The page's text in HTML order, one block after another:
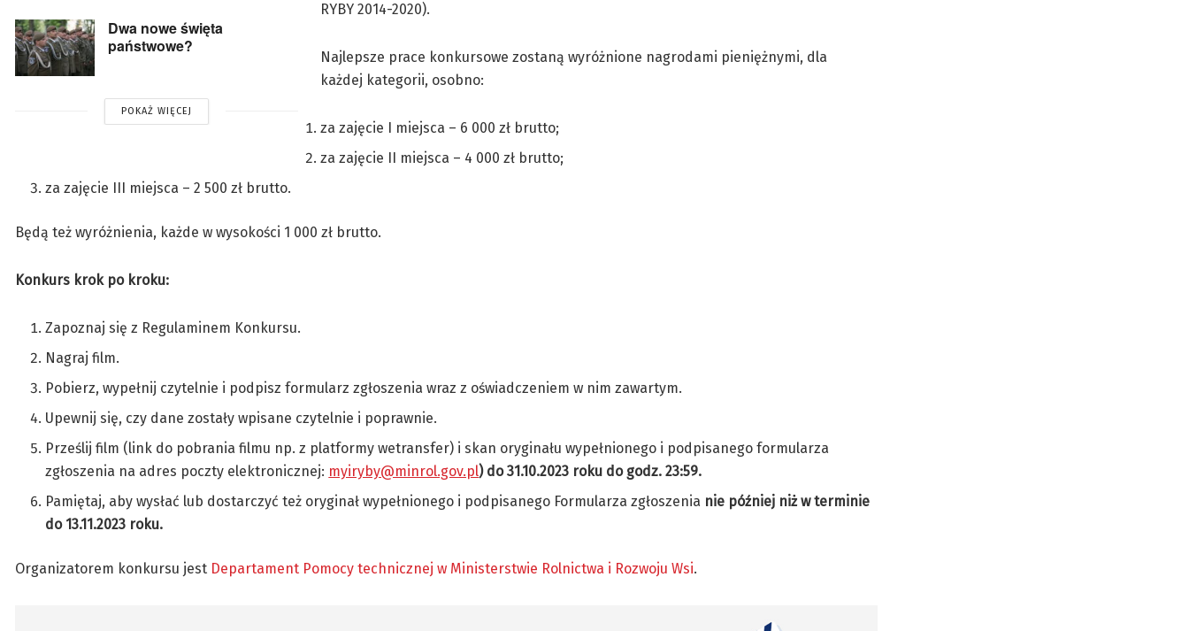
Dwa nowe święta
państwowe?
POKAŻ WIĘCEJ
RYBY 2014-2020).
Najlepsze prace konkursowe zostaną wyróżnione nagrodami pieniężnymi, dla
każdej kategorii, osobno:
za zajęcie I miejsca – 6 000 zł brutto;
za zajęcie II miejsca – 4 000 zł brutto;
za zajęcie III miejsca – 2 500 zł brutto.
Będą też wyróżnienia, każde w wysokości 1 000 zł brutto.
Konkurs krok po kroku:
Zapoznaj się z Regulaminem Konkursu.
Nagraj film.
Pobierz, wypełnij czytelnie i podpisz formularz zgłoszenia wraz z oświadczeniem w nim zawartym.
Upewnij się, czy dane zostały wpisane czytelnie i poprawnie.
Prześlij film (link do pobrania filmu np. z platformy wetransfer) i skan oryginału wypełnionego i podpisanego formularza
zgłoszenia na adres poczty elektronicznej: myiryby@minrol.gov.pl) do 31.10.2023 roku do godz. 23:59.
Pamiętaj, aby wysłać lub dostarczyć też oryginał wypełnionego i podpisanego Formularza zgłoszenia nie później niż w terminie
do 13.11.2023 roku.
Organizatorem konkursu jest Departament Pomocy technicznej w Ministerstwie Rolnictwa i Rozwoju Wsi.